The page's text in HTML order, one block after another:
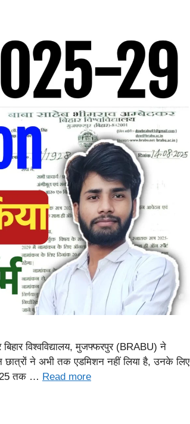
विश्वविद्यालय, मुजफ्फरपुर (BRABU) ने
ने अभी तक एडमिशन नहीं लिया है, उनके लिए
तक … Read more